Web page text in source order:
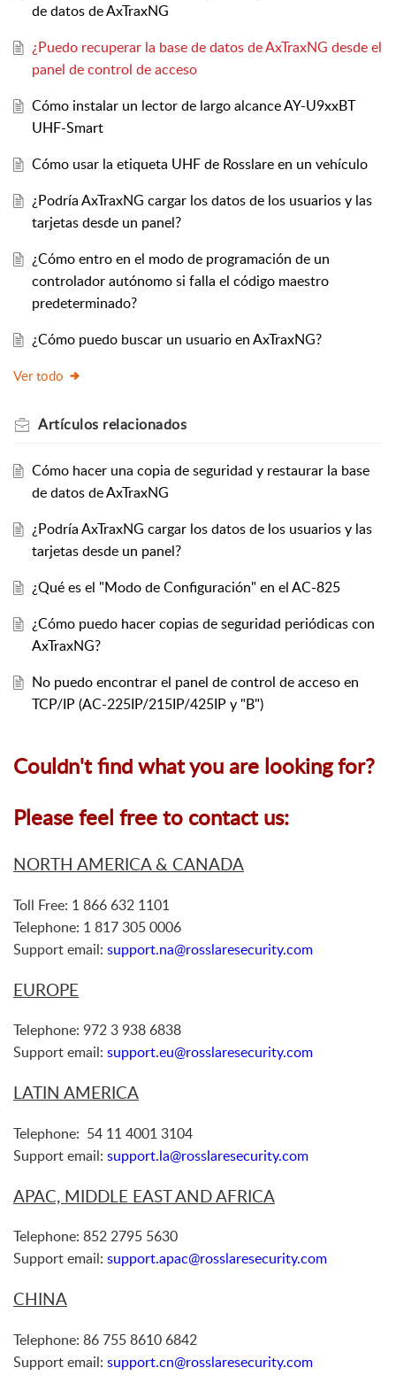
de datos de AxTraxNG
¿Puedo recuperar la base de datos de AxTraxNG desde el
panel de control de acceso
Cómo instalar un lector de largo alcance AY-U9xxBT
UHF-Smart
Cómo usar la etiqueta UHF de Rosslare en un vehículo
¿Podría AxTraxNG cargar los datos de los usuarios y las
tarjetas desde un panel?
¿Cómo entro en el modo de programación de un
controlador autónomo si falla el código maestro
predeterminado?
¿Cómo puedo buscar un usuario en AxTraxNG?
Ver todo
Artículos relacionados
Cómo hacer una copia de seguridad y restaurar la base
de datos de AxTraxNG
¿Podría AxTraxNG cargar los datos de los usuarios y las
tarjetas desde un panel?
¿Qué es el "Modo de Configuración" en el AC-825
¿Cómo puedo hacer copias de seguridad periódicas con
AxTraxNG?
No puedo encontrar el panel de control de acceso en
TCP/IP (AC-225IP/215IP/425IP y "B")
Couldn't find what you are looking for?
Please feel free to contact us:
NORTH AMERICA & CANADA
Toll Free: 1 866 632 1101
Telephone: 1 817 305 0006
Support email: support.na@rosslaresecurity.com
EUROPE
Telephone: 972 3 938 6838
Support email: support.eu@rosslaresecurity.com
LATIN AMERICA
Telephone: 54 11 4001 3104
Support email: support.la@rosslaresecurity.com
APAC, MIDDLE EAST AND AFRICA
Telephone: 852 2795 5630
Support email: support.apac@rosslaresecurity.com
CHINA
Telephone: 86 755 8610 6842
Support email: support.cn@rosslaresecurity.com